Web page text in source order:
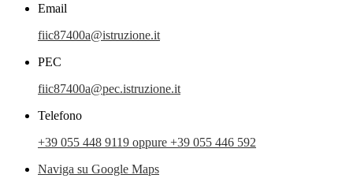
Email
fiic87400a@istruzione.it
PEC
fiic87400a@pec.istruzione.it
Telefono
+39 055 448 9119 oppure +39 055 446 592
Naviga su Google Maps